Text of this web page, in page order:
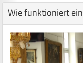
Wie funktioniert